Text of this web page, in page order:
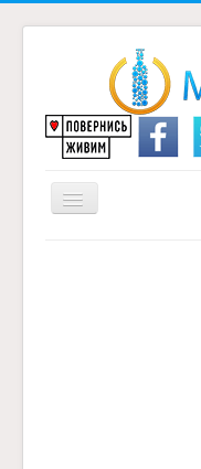
Перемикач
навігації